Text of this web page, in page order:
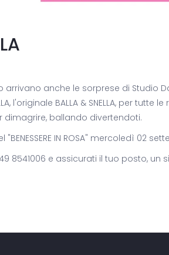
arrivano anche le sorprese di Studio
l'originale BALLA & SNELLA, per
dimagrire, ballando divertendoti.
IN ROSA" mercoledì 02
8541006 e assicurati il tuo posto,